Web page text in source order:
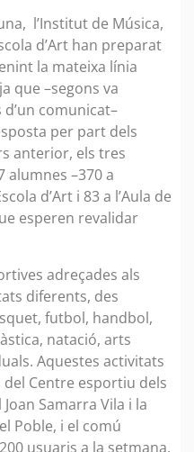
l’Institut de Música,
d’Art han preparat
la mateixa línia
que –segons va
comunicat–
per part dels
anterior, els tres
alumnes –370 a
d’Art i 83 a l’Aula de
esperen revalidar
adreçades als
diferents, des
futbol, handbol,
natació, arts
Aquestes activitats
del Centre esportiu dels
Samarra Vila i la
Poble, i el comú
usuaris a la setmana.